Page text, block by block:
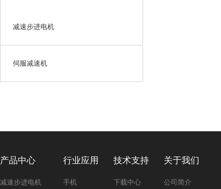
减速步进电机
伺服减速机
产品中心
减速步进电机
行业应用
手机
技术支持
下载中心
关于我们
公司简介